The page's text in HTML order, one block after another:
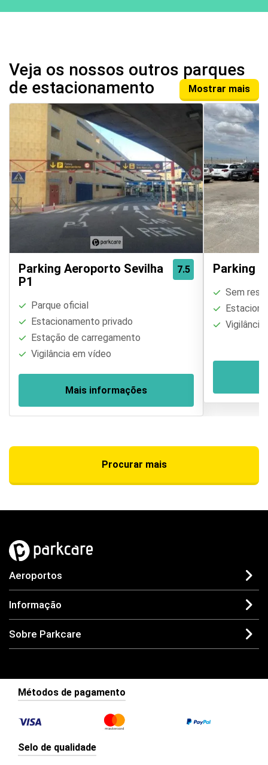
Veja os nossos outros parques
de estacionamento
Mostrar mais
7.5
Parking Aeroporto Sevilha
P1
Parque oficial
Estacionamento privado
Estação de carregamento
Vigilância em vídeo
Mais informações
Parking
Sem
Procurar mais
Aeroportos
Informação
Sobre Parkcare
Métodos de pagamento
Selo de qualidade